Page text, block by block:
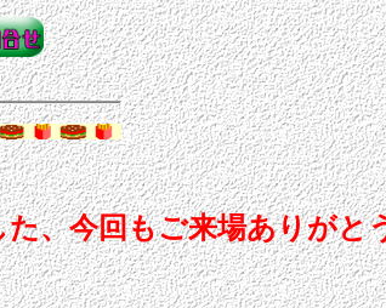
、今回もご来場ありがと